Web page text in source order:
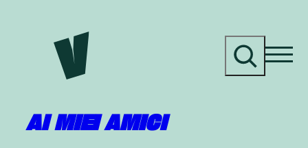
contenuto
r
AI MIEI AMICI